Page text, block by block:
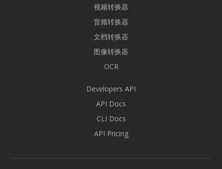
视频转换器
音频转换器
文档转换器
图像转换器
OCR
Developers API
API Docs
CLI Docs
API Pricing